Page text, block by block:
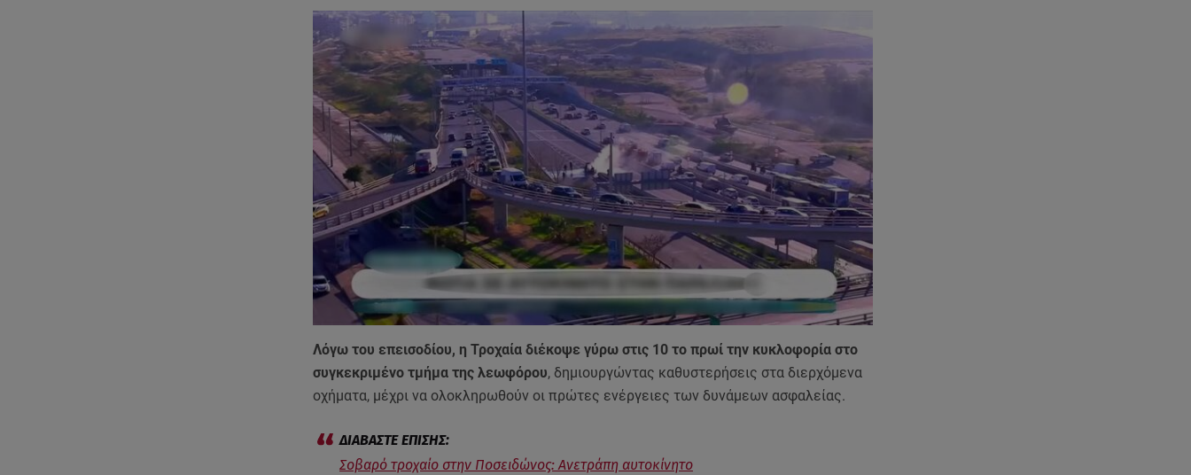
Λόγω του επεισοδίου, η Τροχαία διέκοψε γύρω στις 10 το πρωί την κυκλοφορία στο
συγκεκριμένο τμήμα της λεωφόρου, δημιουργώντας καθυστερήσεις στα διερχόμενα
οχήματα, μέχρι να ολοκληρωθούν οι πρώτες ενέργειες των δυνάμεων ασφαλείας.
Σοβαρό τροχαίο στην Ποσειδώνος: Ανετράπη αυτοκίνητο